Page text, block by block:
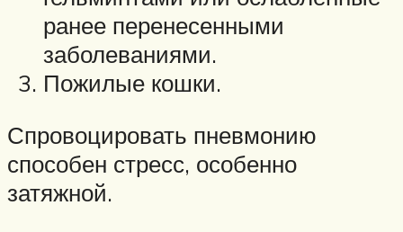
ранее перенесенными
заболеваниями.
Пожилые кошки.
Спровоцировать пневмонию
способен стресс, особенно
затяжной.